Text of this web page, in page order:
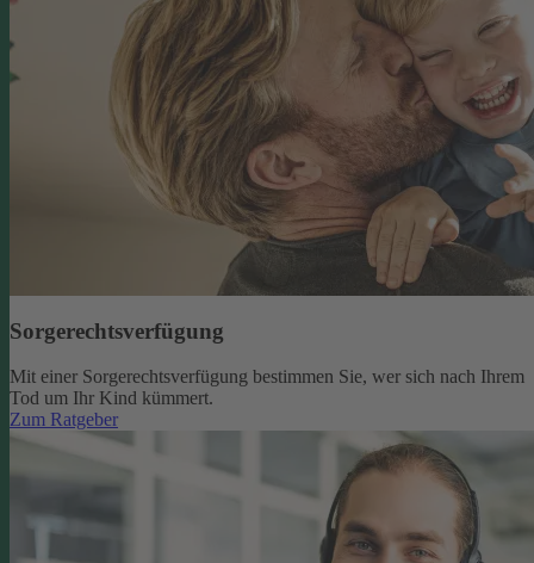
Sorgerechtsverfügung
Mit einer Sorgerechtsverfügung bestimmen Sie, wer sich nach Ihrem
Tod um Ihr Kind kümmert.
Zum Ratgeber